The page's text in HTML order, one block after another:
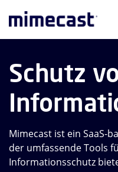
Schutz
Mimecast ist ein SaaS-
der umfassende Tools
Informationsschutz